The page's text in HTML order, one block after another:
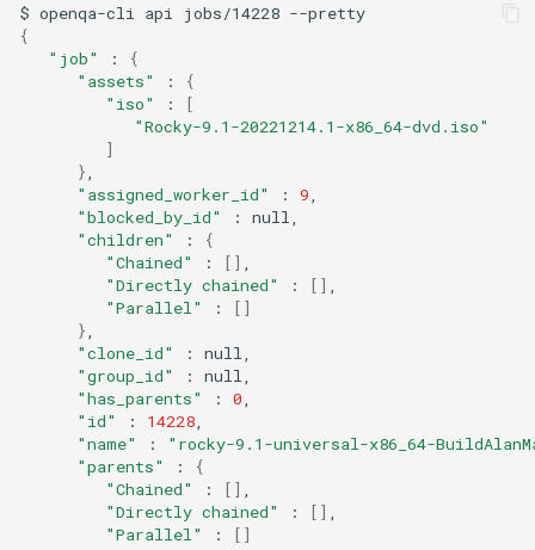
$ openqa-cli api jobs/14228
{
"job"
:
{
"assets"
:
{
"iso"
:
[
"Rocky-9.1-20221214.1-x86_64-dvd.iso"
]
}
"assigned_worker_id"
: 9
"blocked_by_id"
:
"children"
:
{
"Chained"
: []
"Directly chained"
: []
"Parallel"
:
[]
}
"clone_id"
:
"group_id"
:
"has_parents"
: 0
"id"
: 14228
"name"
:
"rocky-9.1-universal-x86_64-
"parents"
:
{
"Chained"
: []
"Directly chained"
: []
"Parallel"
:
[]